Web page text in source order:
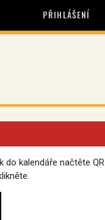
PŘIHLÁŠENÍ
do kalendáře načtěte QR